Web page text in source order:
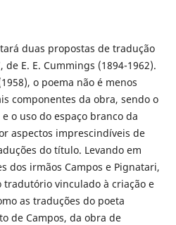
duas propostas de tradução
de E. E. Cummings (1894-1962).
o poema não é menos
componentes da obra, sendo o
o uso do espaço branco da
aspectos imprescindíveis de
do título. Levando em
dos irmãos Campos e Pignatari,
vinculado à criação e
as traduções do poeta
de Campos, da obra de